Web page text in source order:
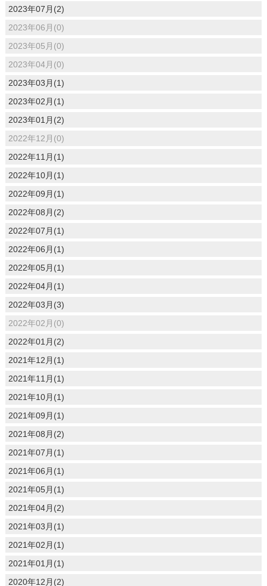
2023年07月(2)
2023年06月(0)
2023年05月(0)
2023年04月(0)
2023年03月(1)
2023年02月(1)
2023年01月(2)
2022年12月(0)
2022年11月(1)
2022年10月(1)
2022年09月(1)
2022年08月(2)
2022年07月(1)
2022年06月(1)
2022年05月(1)
2022年04月(1)
2022年03月(3)
2022年02月(0)
2022年01月(2)
2021年12月(1)
2021年11月(1)
2021年10月(1)
2021年09月(1)
2021年08月(2)
2021年07月(1)
2021年06月(1)
2021年05月(1)
2021年04月(2)
2021年03月(1)
2021年02月(1)
2021年01月(1)
2020年12月(2)